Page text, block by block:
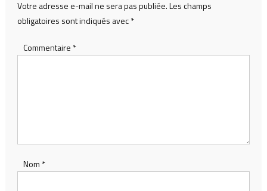
Votre adresse e-mail ne sera pas publiée.Les champs
obligatoires sont indiqués avec*
Commentaire *
Nom *